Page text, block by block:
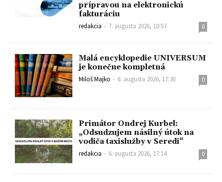
prípravou na elektronickú
fakturáciu
redakcia - 7. augusta 2026, 10:57 0
Malá encyklopedie UNIVERSUM
je konečne kompletná
Miloš Majko - 6. augusta 2026, 17:30 0
Primátor Ondrej Kurbel:
„Odsudzujem násilný útok na
vodiča taxislužby v Seredi“
redakcia - 6. augusta 2026, 17:14 0